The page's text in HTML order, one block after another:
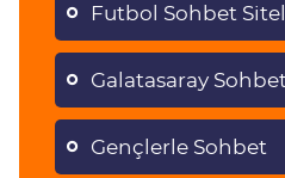
Futbol Sohbet
Galatasaray
Gençlerle Sohbet